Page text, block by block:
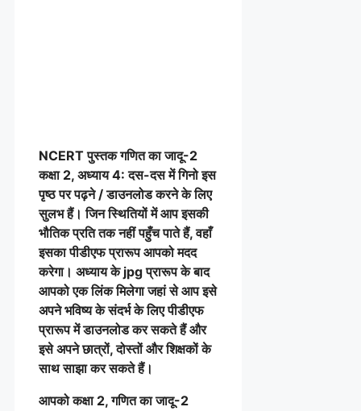
NCERT पुस्तकगणित का जादू-2
कक्षा 2, अध्याय 4: दस-दस में गिनो इस
पृष्ठ पर पढ़ने / डाउनलोड करने के लिए
सुलभ हैं। जिन स्थितियों में आप इसकी
भौतिक प्रति तक नहीं पहुँच पाते हैं, वहाँ
इसका पीडीएफ प्रारूप आपको मदद
करेगा। अध्याय के jpg प्रारूप के बाद
आपको एक लिंक मिलेगा जहां से आप इसे
अपने भविष्य के संदर्भ के लिए पीडीएफ
प्रारूप में डाउनलोड कर सकते हैं और
इसे अपने छात्रों, दोस्तों और शिक्षकों के
साथ साझा कर सकते हैं।
आपको कक्षा 2, गणित का जादू-2